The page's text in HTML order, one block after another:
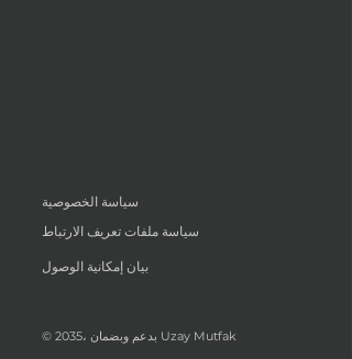
سياسة الخصوصية
سياسة ملفات تعريف الارتباط
بيان إمكانية الوصول
© 2035، بدعم وبضمان Uzay Mutfak